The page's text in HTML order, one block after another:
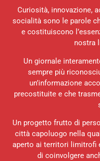
Curiosità, innovazione,
socialità sono le parole
e costituiscono
nostra
Un giornale
sempre più
un’informazione
precostituite e che
Un progetto frutto di
città capoluogo nella
aperto ai territori limitrofi
di coinvolgere